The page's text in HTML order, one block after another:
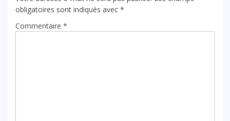
obligatoires sont indiqués avec *
Commentaire *